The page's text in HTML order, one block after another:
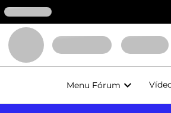
Menu Fórum